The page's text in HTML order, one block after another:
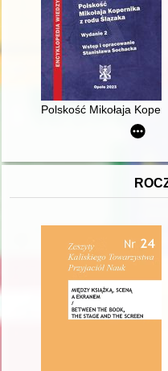
Polskość Mikołaja